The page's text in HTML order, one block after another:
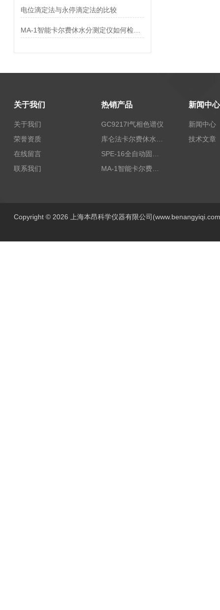
电位滴定法与永停滴定法的比较
关于我们
关于我们
荣誉资质
在线留言
联系我们
热销产品
GC9217I气相色谱仪
MA-1智能卡尔费休水分测定仪
新闻中心
新闻中心
技术文章
Copyright © 2026 上海本昂科学仪器有限公司